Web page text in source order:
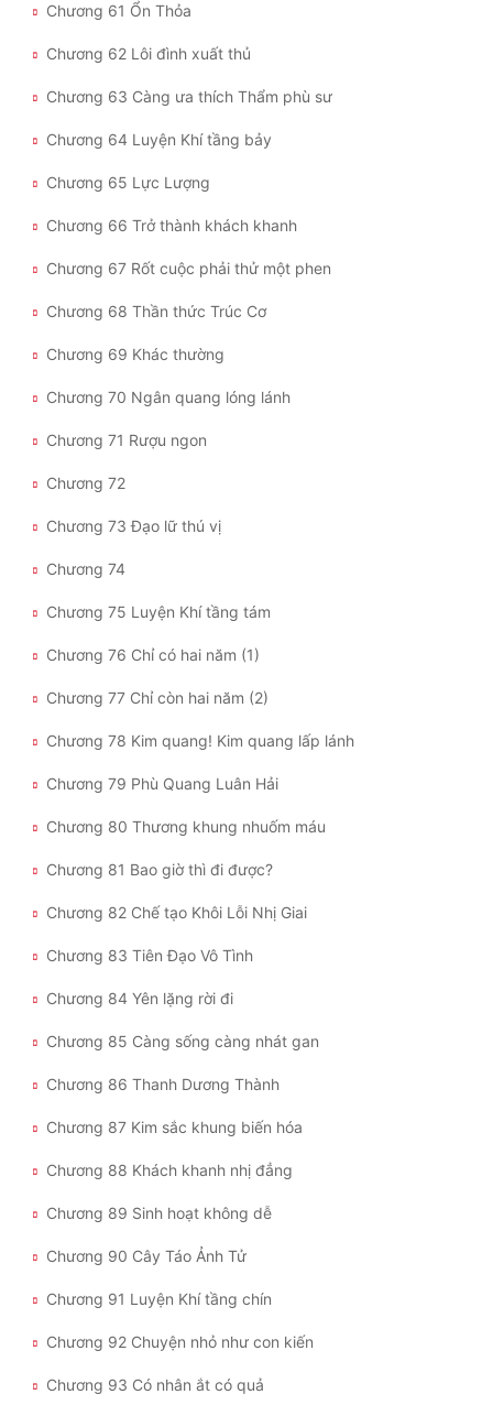
Chương 61 Ổn Thỏa
Chương 62 Lôi đình xuất thủ
Chương 63 Càng ưa thích Thẩm phù sư
Chương 64 Luyện Khí tầng bảy
Chương 65 Lực Lượng
Chương 66 Trở thành khách khanh
Chương 67 Rốt cuộc phải thử một phen
Chương 68 Thần thức Trúc Cơ
Chương 69 Khác thường
Chương 70 Ngân quang lóng lánh
Chương 71 Rượu ngon
Chương 72
Chương 73 Đạo lữ thú vị
Chương 74
Chương 75 Luyện Khí tầng tám
Chương 76 Chỉ có hai năm (1)
Chương 77 Chỉ còn hai năm (2)
Chương 78 Kim quang! Kim quang lấp lánh
Chương 79 Phù Quang Luân Hải
Chương 80 Thương khung nhuốm máu
Chương 81 Bao giờ thì đi được?
Chương 82 Chế tạo Khôi Lỗi Nhị Giai
Chương 83 Tiên Đạo Vô Tình
Chương 84 Yên lặng rời đi
Chương 85 Càng sống càng nhát gan
Chương 86 Thanh Dương Thành
Chương 87 Kim sắc khung biến hóa
Chương 88 Khách khanh nhị đẳng
Chương 89 Sinh hoạt không dễ
Chương 90 Cây Táo Ảnh Tử
Chương 91 Luyện Khí tầng chín
Chương 92 Chuyện nhỏ như con kiến
Chương 93 Có nhân ắt có quả